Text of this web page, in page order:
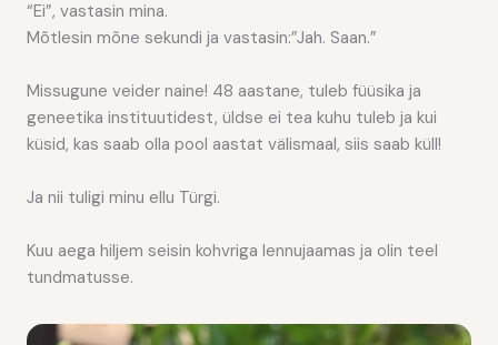
“Ei”, vastasin mina.
Mõtlesin mõne sekundi ja vastasin:”Jah. Saan.”
Missugune veider naine! 48 aastane, tuleb füüsika ja
geneetika instituutidest, üldse ei tea kuhu tuleb ja kui
küsid, kas saab olla pool aastat välismaal, siis saab küll!
Ja nii tuligi minu ellu Türgi.
Kuu aega hiljem seisin kohvriga lennujaamas ja olin teel
tundmatusse.